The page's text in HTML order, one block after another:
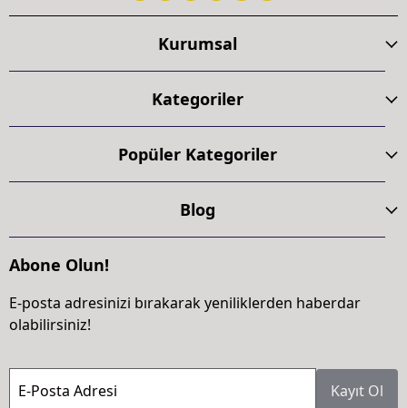
Kurumsal
Kategoriler
Popüler Kategoriler
Blog
Abone Olun!
E-posta adresinizi bırakarak yeniliklerden haberdar
olabilirsiniz!
E-Posta Adresi Kayıt Ol